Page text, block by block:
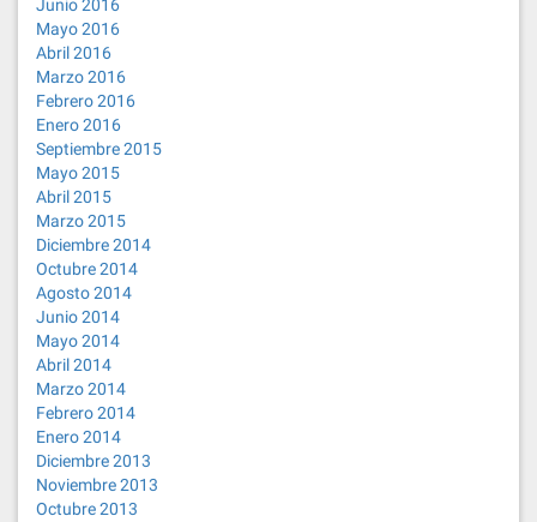
Junio 2016
Mayo 2016
Abril 2016
Marzo 2016
Febrero 2016
Enero 2016
Septiembre 2015
Mayo 2015
Abril 2015
Marzo 2015
Diciembre 2014
Octubre 2014
Agosto 2014
Junio 2014
Mayo 2014
Abril 2014
Marzo 2014
Febrero 2014
Enero 2014
Diciembre 2013
Noviembre 2013
Octubre 2013